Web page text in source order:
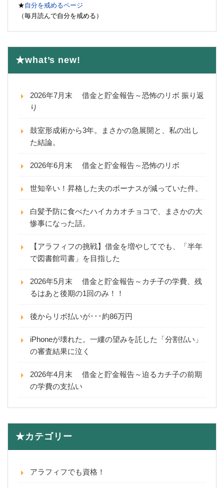
★自分を戒めるページ
（毎月読んで自分を戒める）
★what’s new!
2026年7月末 借金と貯金報告～恐怖のリボ 振り返
り
鼓室形成術から3年。まさかの急展開と、私の出し
た結論。
2026年6月末 借金と貯金報告～恐怖のリボ
世知辛い！昇格した夫のボーナスが減っていた件。
白髪予防に食べたハイカカオチョコで、まさかの大
惨事になった話。
【アラフィフの挑戦】借金を増やしてでも、「半年
で図書館司書」を目指した
2026年5月末 借金と貯金報告～カチ子の学費、残
るはあと後期の1回のみ！！
後からリボ払いが･･･約86万円
iPhoneが壊れた。一縷の望みを託した「分割払い」
の審査結果に泣く
2026年4月末 借金と貯金報告～迫るカチ子の前期
の学費の支払い
★カテゴリー
アラフィフでも資格！